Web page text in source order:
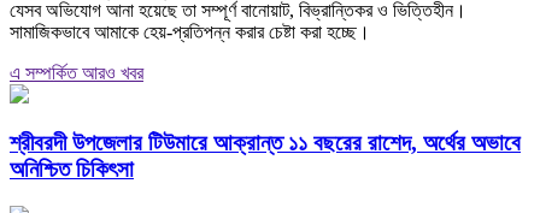
যেসব অভিযোগ আনা হয়েছে তা সম্পূর্ণ বানোয়াট, বিভ্রান্তিকর ও ভিত্তিহীন।
সামাজিকভাবে আমাকে হেয়-প্রতিপন্ন করার চেষ্টা করা হচ্ছে।
এ সম্পর্কিত আরও খবর
শ্রীবরদী উপজেলার টিউমারে আক্রান্ত ১১ বছরের রাশেদ, অর্থের অভাবে
অনিশ্চিত চিকিৎসা